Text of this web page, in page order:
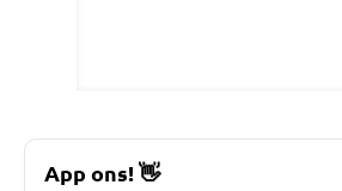
App ons!👋